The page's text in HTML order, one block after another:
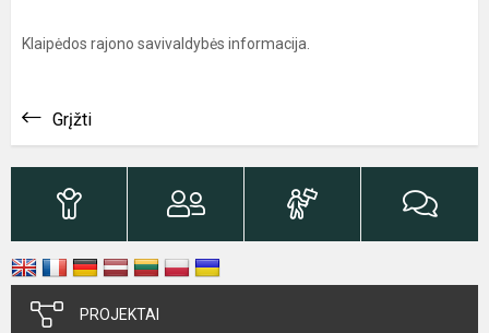
Klaipėdos rajono savivaldybės informacija.
Grįžti
PROJEKTAI